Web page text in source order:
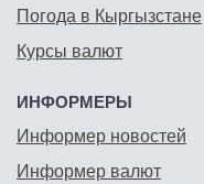
Погода в Кыргызстане
Курсы валют
ИНФОРМЕРЫ
Информер новостей
Информер валют